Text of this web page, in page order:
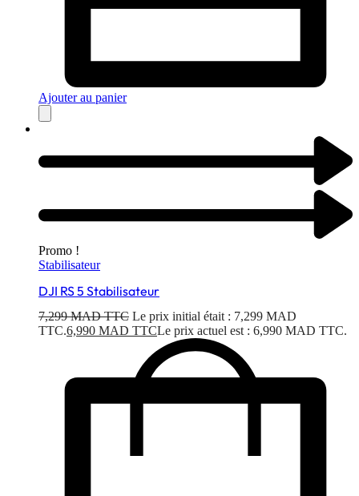
Ajouter au panier
Promo !
Stabilisateur
DJI RS 5 Stabilisateur
7,299MAD TTC Le prix initial était : 7,299 MAD
TTC.6,990 MAD TTCLe prix actuel est : 6,990 MAD TTC.